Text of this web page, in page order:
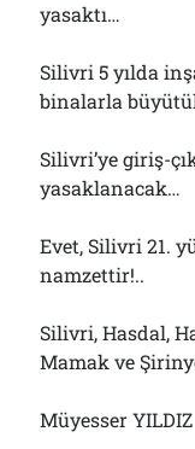
yasaktı…
Silivri 5 yılda
binalarla
Silivri’ye giriş-
yasaklanacak…
Evet, Silivri 21.
namzettir!..
Silivri, Hasdal,
Mamak ve
Müyesser YILDIZ